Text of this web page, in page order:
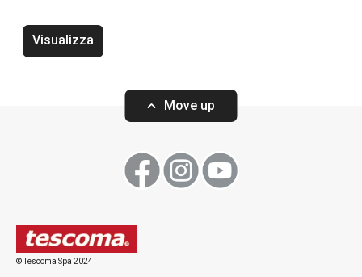
Visualizza
Move up
© Tescoma Spa 2024